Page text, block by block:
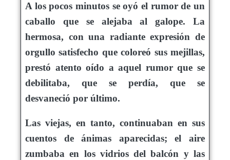
A los pocos minutos se oyó el rumor de un
caballo que se alejaba al galope. La
hermosa, con una radiante expresión de
orgullo satisfecho que coloreó sus mejillas,
prestó atento oído a aquel rumor que se
debilitaba, que se perdía, que se
desvaneció por último.
Las viejas, en tanto, continuaban en sus
cuentos de ánimas aparecidas; el aire
zumbaba en los vidrios del balcón y las